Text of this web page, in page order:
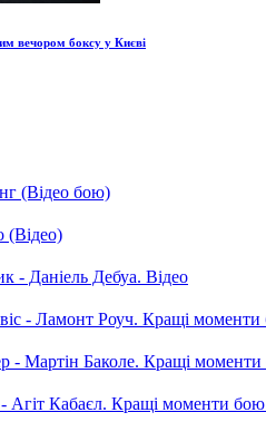
вечором боксу у Києві
(Відео бою)
(Відео)
- Даніель Дебуа. Відео
- Ламонт Роуч. Кращі
- Мартін Баколе. Кращі
Агіт Кабаєл. Кращі моменти